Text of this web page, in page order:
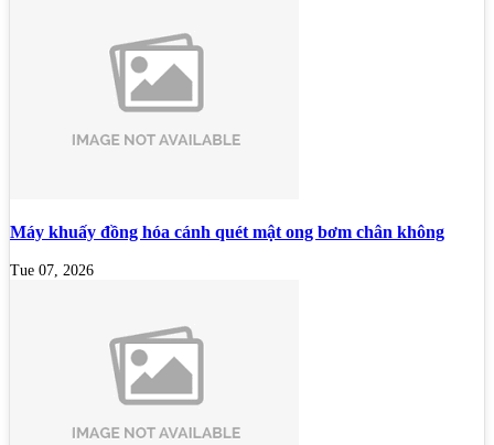
Máy khuấy đồng hóa cánh quét mật ong bơm chân không
Tue 07, 2026